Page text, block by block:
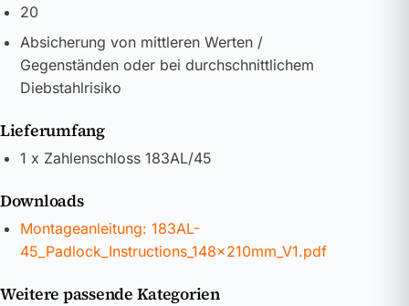
20
Absicherung von mittleren Werten /
Gegenständen oder bei durchschnittlichem
Diebstahlrisiko
Lieferumfang
1 x Zahlenschloss 183AL/45
Downloads
Montageanleitung: 183AL-
45_Padlock_Instructions_148x210mm_V1.pdf
Weitere passende Kategorien